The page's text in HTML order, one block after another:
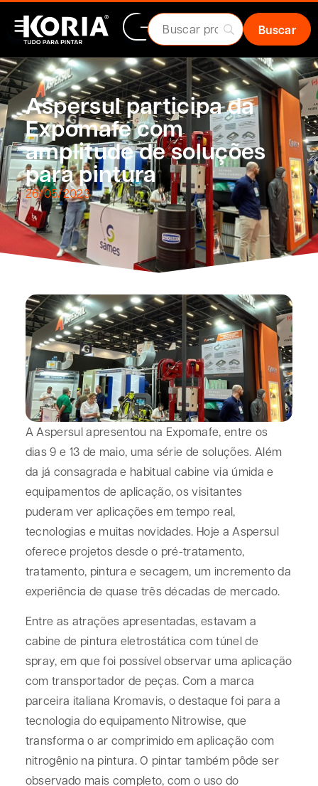
Aspersul participa da
Expomafe com
amplitude de soluções
para pintura
26/05/2023
A Aspersul apresentou na Expomafe, entre os
dias 9 e 13 de maio, uma série de soluções. Além
da já consagrada e habitual cabine via úmida e
equipamentos de aplicação, os visitantes
puderam ver aplicações em tempo real,
tecnologias e muitas novidades. Hoje a Aspersul
oferece projetos desde o pré-tratamento,
tratamento, pintura e secagem, um incremento da
experiência de quase três décadas de mercado.
Entre as atrações apresentadas, estavam a
cabine de pintura eletrostática com túnel de
spray, em que foi possível observar uma aplicação
com transportador de peças. Com a marca
parceira italiana Kromavis, o destaque foi para a
tecnologia do equipamento Nitrowise, que
transforma o ar comprimido em aplicação com
nitrogênio na pintura. O pintar também pôde ser
observado mais completo, com o uso do